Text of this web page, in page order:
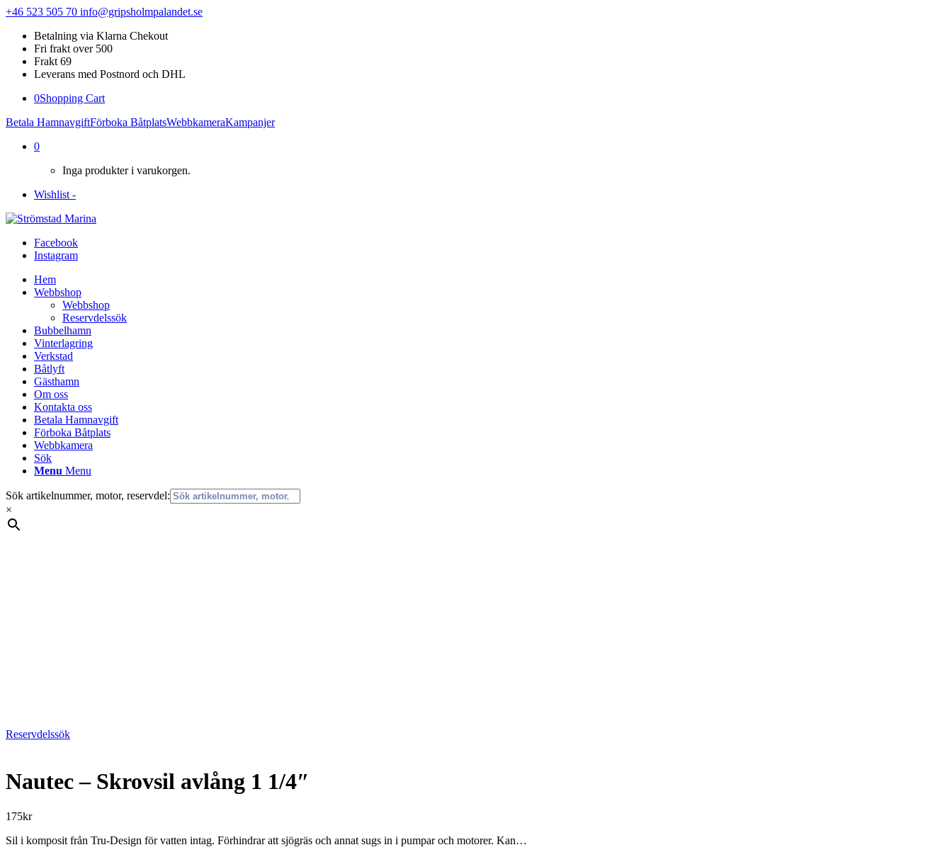
+46 523 505 70 info@gripsholmpalandet.se
Betalning via Klarna Chekout
Fri frakt over 500
Frakt 69
Leverans med Postnord och DHL
0Shopping Cart
Betala HamnavgiftFörboka BåtplatsWebbkameraKampanjer
0
Inga produkter i varukorgen.
Wishlist -
Facebook
Instagram
Hem
Webbshop
Webbshop
Reservdelssök
Bubbelhamn
Vinterlagring
Verkstad
Båtlyft
Gästhamn
Om oss
Kontakta oss
Betala Hamnavgift
Förboka Båtplats
Webbkamera
Sök
Menu Menu
Sök artikelnummer, motor, reservdel:
×
Reservdelssök
Nautec – Skrovsil avlång 1 1/4″
175kr
Sil i komposit från Tru-Design för vatten intag. Förhindrar att sjögräs och annat sugs in i pumpar och motorer. Kan…